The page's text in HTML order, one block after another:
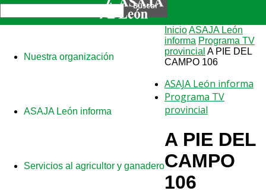
Nuestra organización
ASAJA León informa
Servicios al agricultor y ganadero
InicioASAJA León
informa Programa TV
provincial A PIE DEL
CAMPO 106
ASAJA León informa
Programa TV
provincial
A PIE DEL
CAMPO
106